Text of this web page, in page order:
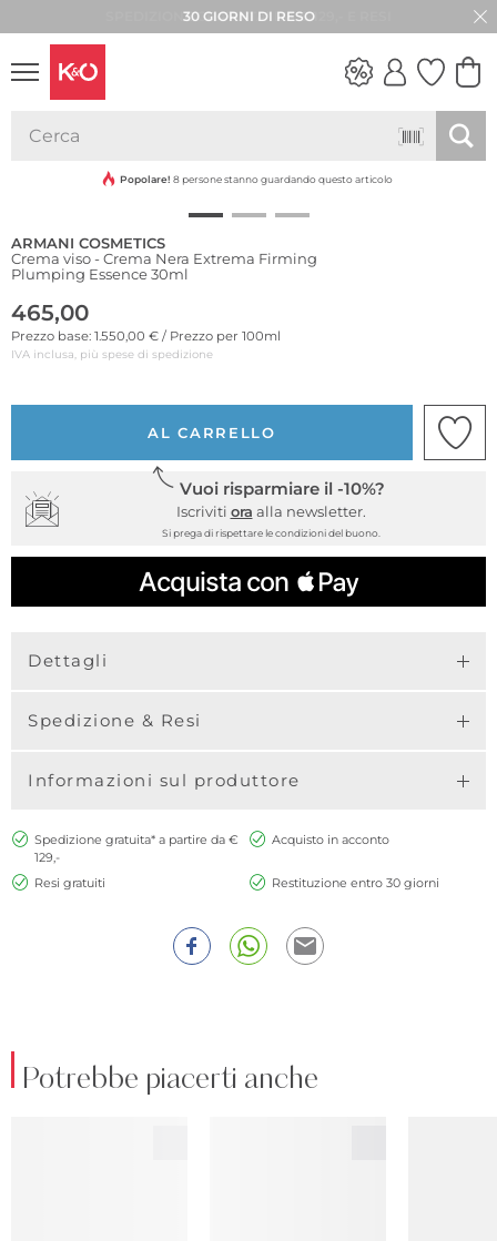
30 GIORNI DI RESO
VIBES
Popolare! 8 persone stanno guardando questo articolo
ARMANI COSMETICS
Crema viso - Crema Nera Extrema Firming
Plumping Essence 30ml
465,00
Prezzo base: 1.550,00 € / Prezzo per 100ml
IVA inclusa, più spese di spedizione
AL CARRELLO
Vuoi risparmiare il -10%?
Iscriviti ora alla newsletter.
Si prega di rispettare le condizioni del buono.
Dettagli
Spedizione & Resi
Informazioni sul produttore
Spedizione gratuita* a partire da €
129,-
Acquisto in acconto
Resi gratuiti Restituzione entro 30 giorni
Potrebbe piacerti anche